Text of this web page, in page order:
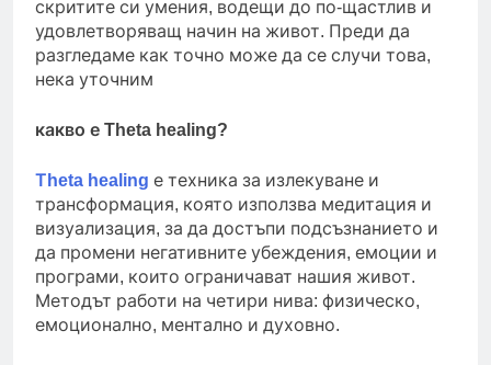
скритите си умения, водещи до по-щастлив и
удовлетворяващ начин на живот. Преди да
разгледаме как точно може да се случи това,
нека уточним
какво е Theta healing?
Тheta healing е техника за излекуване и
трансформация, която използва медитация и
визуализация, за да достъпи подсъзнанието и
да промени негативните убеждения, емоции и
програми, които ограничават нашия живот.
Методът работи на четири нива: физическо,
емоционално, ментално и духовно.